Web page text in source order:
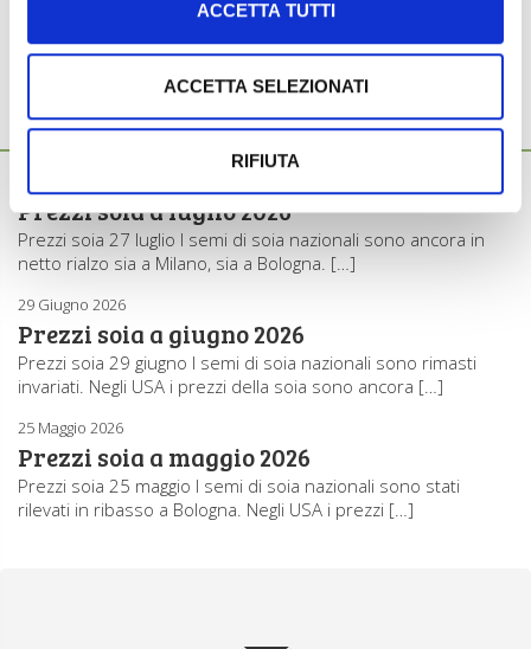
ACCETTA TUTTI
ACCETTA SELEZIONATI
RIFIUTA
Ti potrebbero interessare anche...
Prezzi soia a luglio 2026
Prezzi soia 27 luglio I semi di soia nazionali sono ancora in
netto rialzo sia a Milano, sia a Bologna. […]
29 Giugno 2026
Prezzi soia a giugno 2026
Prezzi soia 29 giugno I semi di soia nazionali sono rimasti
invariati. Negli USA i prezzi della soia sono ancora […]
25 Maggio 2026
Prezzi soia a maggio 2026
Prezzi soia 25 maggio I semi di soia nazionali sono stati
rilevati in ribasso a Bologna. Negli USA i prezzi […]